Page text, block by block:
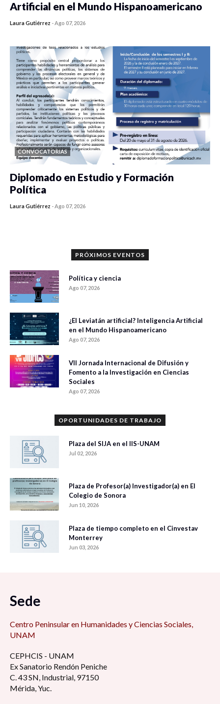
Artificial en el Mundo Hispanoamericano
Laura Gutiérrez -Ago 07, 2026
CONVOCATORIAS
Diplomado en Estudio y Formación
Política
Laura Gutiérrez -Ago 07, 2026
PRÓXIMOS EVENTOS
Política y ciencia
Ago 07, 2026
¿El Leviatán artificial? Inteligencia Artificial
en el Mundo Hispanoamericano
Ago 07, 2026
VII Jornada Internacional de Difusión y
Fomento a la Investigación en Ciencias
Sociales
Ago 07, 2026
OPORTUNIDADES DE TRABAJO
Plaza del SIJA en el IIS-UNAM
Jul 02, 2026
Plaza de Profesor(a) Investigador(a) en El
Colegio de Sonora
Jun 10, 2026
Plaza de tiempo completo en el Cinvestav
Monterrey
Jun 03, 2026
Sede
Centro Peninsular en Humanidades y Ciencias Sociales,
UNAM
CEPHCIS - UNAM
Ex Sanatorio Rendón Peniche
C. 43 SN, Industrial, 97150
Mérida, Yuc.